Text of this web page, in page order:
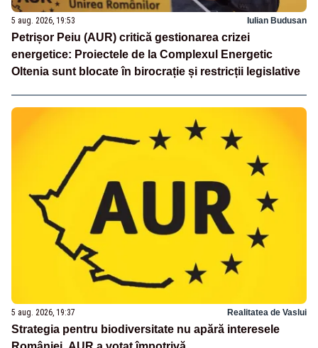
5 aug. 2026, 19:53 Iulian Budusan
Petrișor Peiu (AUR) critică gestionarea crizei
energetice: Proiectele de la Complexul Energetic
Oltenia sunt blocate în birocrație și restricții legislative
5 aug. 2026, 19:37 Realitatea de Vaslui
Strategia pentru biodiversitate nu apără interesele